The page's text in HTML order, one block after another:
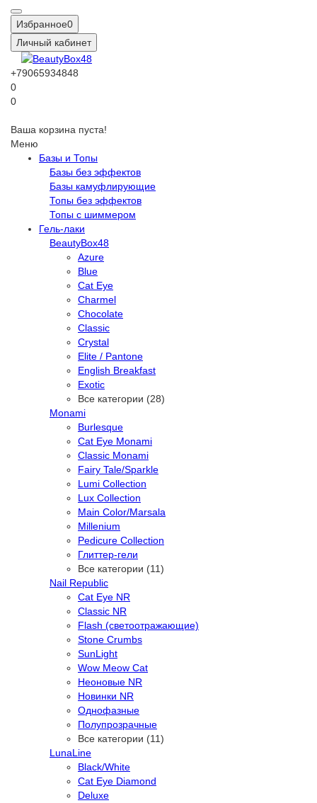
Избранное0
Личный кабинет
+79065934848
0
0
Ваша корзина пуста!
Меню
Базы и Топы
Базы без эффектов
Базы камуфлирующие
Топы без эффектов
Топы с шиммером
Гель-лаки
BeautyBox48
Azure
Blue
Cat Eye
Charmel
Chocolate
Classic
Crystal
Elite / Pantone
English Breakfast
Exotic
Все категории (28)
Monami
Burlesque
Cat Eye Monami
Classic Monami
Fairy Tale/Sparkle
Lumi Collection
Lux Collection
Main Color/Marsala
Millenium
Pedicure Collection
Глиттер-гели
Все категории (11)
Nail Republic
Cat Eye NR
Classic NR
Flash (светоотражающие)
Stone Crumbs
SunLight
Wow Meow Cat
Неоновые NR
Новинки NR
Однофазные
Полупрозрачные
Все категории (11)
LunaLine
Black/White
Cat Eye Diamond
Deluxe